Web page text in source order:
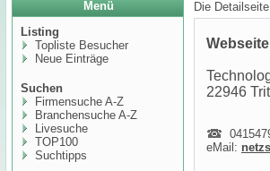
Menü
Listing
Topliste Besucher
Neue Einträge
Suchen
Firmensuche A-Z
Branchensuche A-Z
Livesuche
TOP100
Suchtipps
Die
22946
eMail: